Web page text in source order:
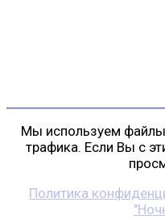
Мы используем
трафика. Если Вы с
Политика